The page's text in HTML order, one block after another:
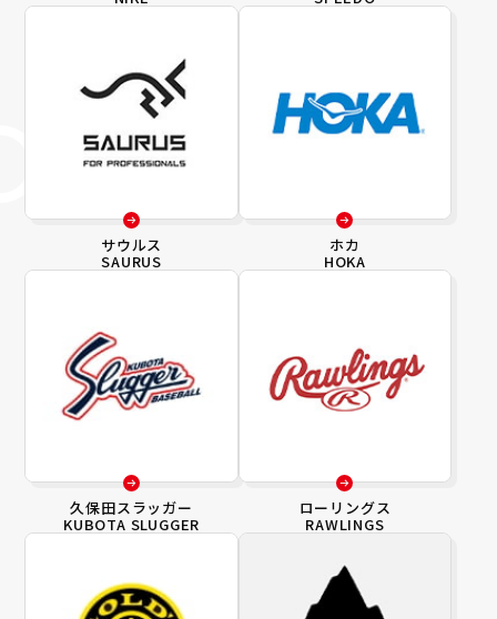
サウルス
SAURUS
ホカ
HOKA
久保田スラッガー
KUBOTA SLUGGER
ローリングス
RAWLINGS